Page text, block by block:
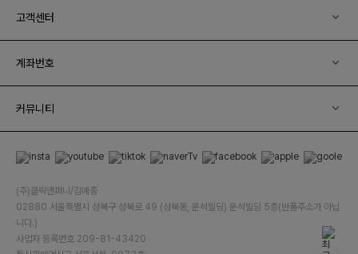
고객센터
계좌번호
커뮤니티
(주)클릭앤퍼니/김예중
02880 서울특별시 성북구 성북로 49 (성북동, 운석빌딩) 운석빌딩 5층(반품주소가 아닙
니다.)
사업자 등록번호 209-81-43420